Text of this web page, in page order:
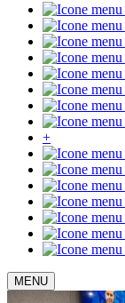
+
MENU